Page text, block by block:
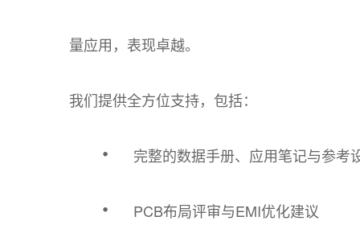
量应用，表现卓越。
我们提供全方位支持，包括：
· 完整的数据手册、应用笔记与参考
· PCB布局评审与EMI优化建议